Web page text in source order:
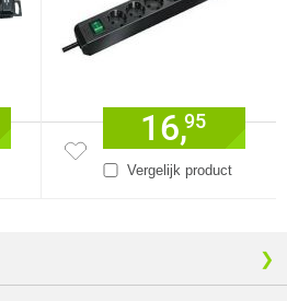
Vergelijk product
16,95